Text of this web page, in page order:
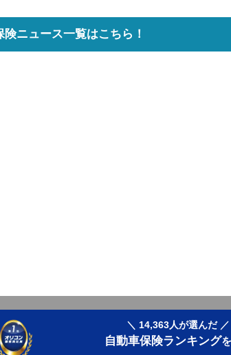
険ニュース一覧はこちら！
＼ 14,363人が選んだ ／
自動車保険ランキング